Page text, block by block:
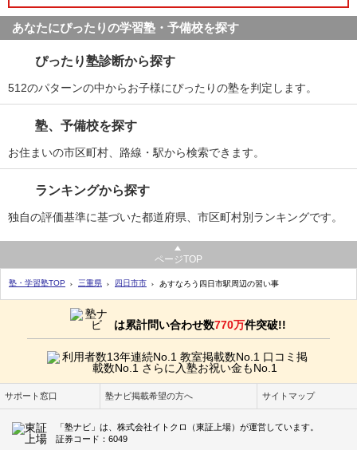
あなたにぴったりの学習塾・予備校を探す
ぴったり塾診断から探す
512のパターンの中からお子様にぴったりの塾を判定します。
塾、予備校を探す
お住まいの市区町村、路線・駅から検索できます。
ランキングから探す
独自の評価基準に基づいた都道府県、市区町村別ランキングです。
ページTOP
塾・学習塾TOP 三重県 四日市市 あすなろう四日市駅周辺の習い事
は累計問い合わせ数770万件突破!!
サポート窓口 塾ナビ掲載希望の方へ サイトマップ
「塾ナビ」は、株式会社イトクロ（東証上場）が運営しています。
証券コード：6049